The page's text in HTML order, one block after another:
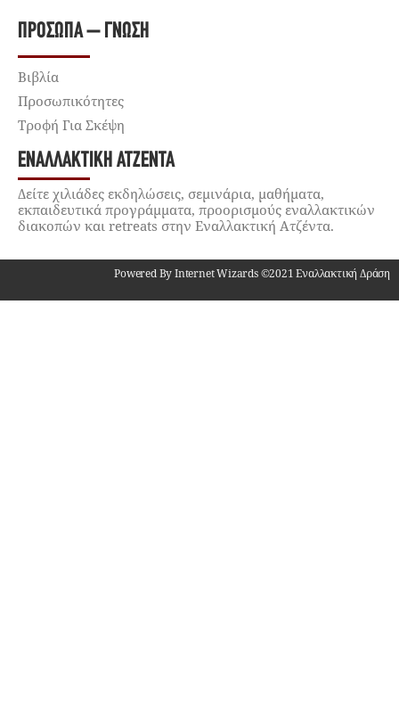
ΠΡΌΣΩΠΑ – ΓΝΏΣΗ
Βιβλία
Προσωπικότητες
Τροφή Για Σκέψη
ΕΝΑΛΛΑΚΤΙΚΉ ΑΤΖΈΝΤΑ
Δείτε χιλιάδες εκδηλώσεις, σεμινάρια, μαθήματα,
εκπαιδευτικά προγράμματα, προορισμούς εναλλακτικών
διακοπών και retreats στην Εναλλακτική Ατζέντα.
Powered By Internet Wizards ©2021 Εναλλακτική Δράση